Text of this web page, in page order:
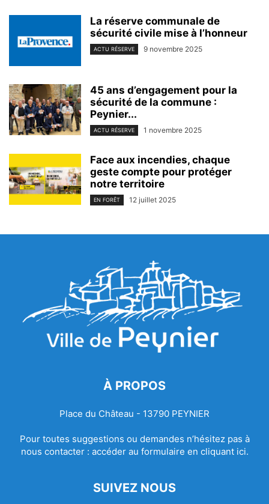
La réserve communale de
sécurité civile mise à l’honneur
ACTU RÉSERVE 9 novembre 2025
45 ans d’engagement pour la
sécurité de la commune :
Peynier...
ACTU RÉSERVE 1 novembre 2025
Face aux incendies, chaque
geste compte pour protéger
notre territoire
EN FORÊT 12 juillet 2025
À PROPOS
Place du Château - 13790 PEYNIER
Pour toutes suggestions ou demandes n’hésitez pas à
nous contacter : accéder au formulaire en cliquant ici.
SUIVEZ NOUS